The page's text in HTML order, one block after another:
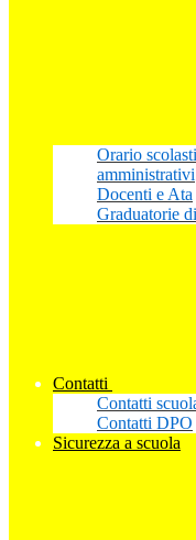
Orario
amministrativi
Docenti e Ata
Graduatorie
Contatti
Contatti
Contatti DPO
Sicurezza a scuola